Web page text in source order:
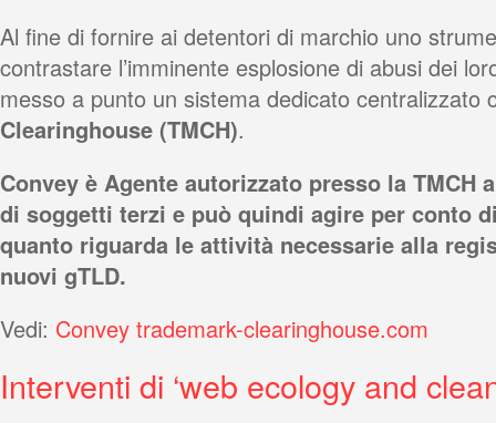
Al fine di fornire ai detentori di marchio uno
contrastare l’imminente esplosione di abusi dei
messo a punto un sistema dedicato centralizzato
Clearinghouse (TMCH).
Convey è Agente autorizzato presso la TMCH
di soggetti terzi e può quindi agire per conto
quanto riguarda le attività necessarie alla
nuovi gTLD.
Vedi: Convey trademark-clearinghouse.com
Interventi di ‘web ecology and